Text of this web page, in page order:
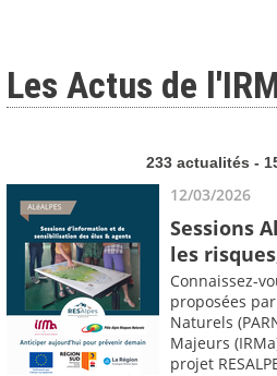
Les Actus de
233 actualités -
12/03/2026
Sessions
les
Connaissez-
proposées
Naturels
Majeurs
projet